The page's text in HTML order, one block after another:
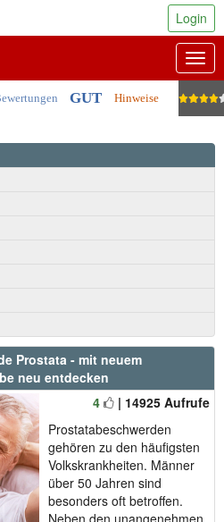
GUT Hinweise
Login
Prostata - mit neuem
neu entdecken
4
| 14925 Aufrufe
Prostatabeschwerden
gehören zu den häufigsten
Volkskrankheiten. Männer
über 50 Jahren sind
besonders oft betroffen.
Neben den unangenehmen